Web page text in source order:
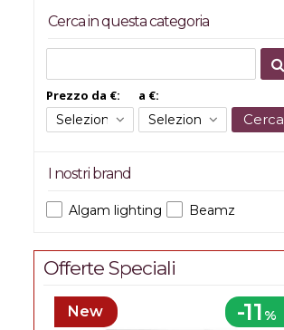
Cerca in questa categoria
Prezzo da €: a €:
Cerca
I nostri brand
Algam lighting Beamz
Offerte Speciali
-11 %
New